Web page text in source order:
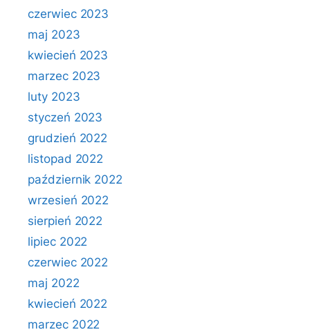
czerwiec 2023
maj 2023
kwiecień 2023
marzec 2023
luty 2023
styczeń 2023
grudzień 2022
listopad 2022
październik 2022
wrzesień 2022
sierpień 2022
lipiec 2022
czerwiec 2022
maj 2022
kwiecień 2022
marzec 2022